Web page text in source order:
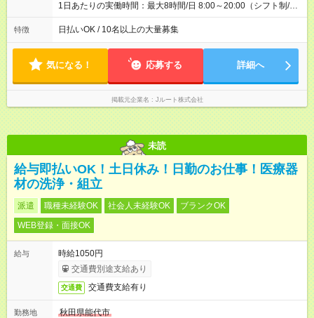
1日あたりの実働時間：最大8時間/日 8:00～20:00（シフト制/実
働8時間） ※週5日勤務（場所次第では週4も有り） ※配達状況に
よって時間外での勤務可能性有り ※案件により多少の前後あり
特徴 日払いOK / 10名以上の大量募集
気になる！ 応募する 詳細へ
掲載元企業名 Jルート株式会社
未読
給与即払いOK！土日休み！日勤のお仕事！医療器
材の洗浄・組立
派遣 職種未経験OK 社会人未経験OK
ブランクOK
WEB登録・面接OK
給与
時給1050円
交通費別途支給あり
交通費 交通費支給有り
勤務地
秋田県能代市